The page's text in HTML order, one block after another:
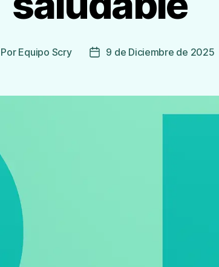
Por Equipo Scry
Fecha9 de Diciembre de 2025